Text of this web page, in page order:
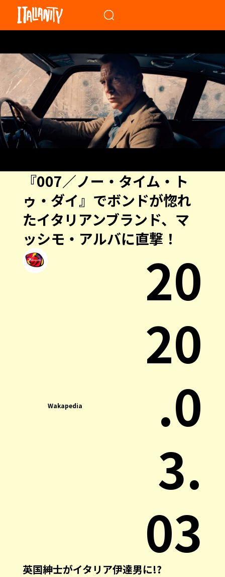
『007／ノー・タイム・ト
ゥ・ダイ』でボンドが惚れ
たイタリアンブランド、マ
ッシモ・アルバに直撃！
Wakapedia
20
20
.0
3.
03
英国紳士がイタリア伊達男に!?